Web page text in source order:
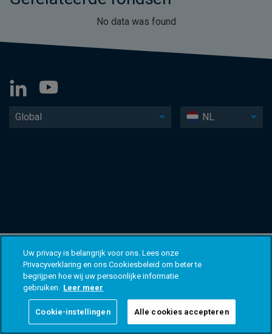
No data was found
Global NL
Uw privacy is belangrijk voor ons. Lees onze
Privacyverklaring en ons Cookiesbeleid om beter te
begrijpen hoe wij uw persoonlijke informatie
gebruiken. Leer meer
Cookie-instellingen Alle cookies accepteren